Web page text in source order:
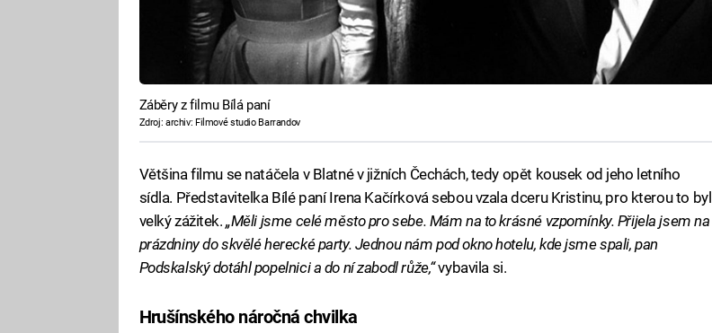
Záběry z filmu Bílá paní
Zdroj: archiv: Filmové studio Barrandov
Většina filmu se natáčela v Blatné v jižních Čechách, tedy opět kousek od jeho letního
sídla. Představitelka Bílé paní Irena Kačírková sebou vzala dceru Kristinu, pro kterou to byl
velký zážitek.„Měli jsme celé město pro sebe. Mám na to krásné vzpomínky. Přijela jsem na
prázdniny do skvělé herecké party. Jednou nám pod okno hotelu, kde jsme spali, pan
Podskalský dotáhl popelnici a do ní zabodl růže,“vybavila si.
Hrušínského náročná chvilka